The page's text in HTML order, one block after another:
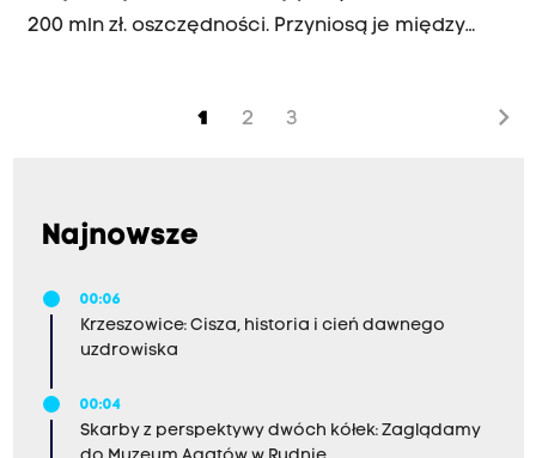
200 mln zł. oszczędności. Przyniosą je między
połączenie wydziałów. "Zwolnień nie będzie,
emeryturę. Nowe departamenty nie będą miały
zarządzanie, chodzi o to by prowadzić wspólną
politykę" - mówił prezydent Aleksander Miszalski.
1 2 3 chevron_right
Najnowsze
00:06
Krzeszowice: Cisza, historia i cień dawnego
uzdrowiska
00:04
Skarby z perspektywy dwóch kółek: Zaglądamy